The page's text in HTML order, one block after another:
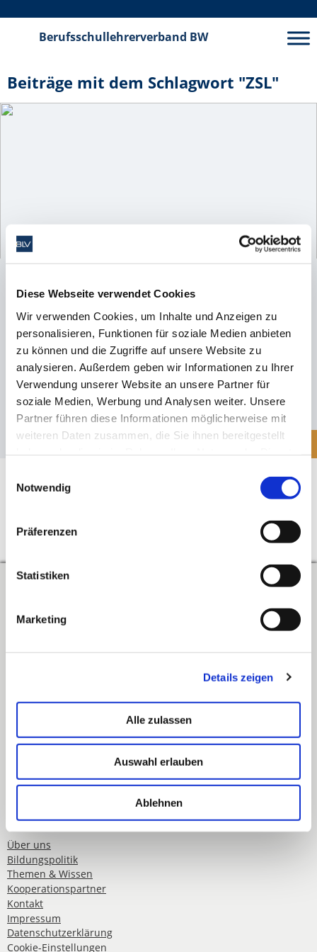
Diese Webseite verwendet Cookies
Wir verwenden Cookies, um Inhalte und Anzeigen zu
personalisieren, Funktionen für soziale Medien anbieten
zu können und die Zugriffe auf unsere Website zu
analysieren. Außerdem geben wir Informationen zu Ihrer
Verwendung unserer Website an unsere Partner für
soziale Medien, Werbung und Analysen weiter. Unsere
Partner führen diese Informationen möglicherweise mit
weiteren Daten zusammen, die Sie ihnen bereitgestellt
Cookies, wenn Sie unsere Website weiterhin nutzen.
Notwendig
Präferenzen
Statistiken
Marketing
Details zeigen
Alle zulassen
Auswahl erlauben
Ablehnen
Berufsschullehrerverband BW
Beiträge mit dem Schlagwort "ZSL"
16. Mai 2024
Der BLV setzt sich auch im außerschulischen Bereich für die
beruflichen Interessen ein und braucht deswegen bei den
Personalratswahlen am 18.06.2024 Ihre Stimme!
Mehr
Verband der Lehrerinnen und Lehrer an beruflichen Schulen in
Telefax: 0711 489 837 19
E-Mail:
Web: www.blv-bw.de
Über uns
Bildungspolitik
Themen & Wissen
Kooperationspartner
Kontakt
Impressum
Datenschutzerklärung
Cookie-Einstellungen